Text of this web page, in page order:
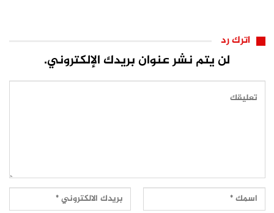
اترك رد
لن يتم نشر عنوان بريدك الإلكتروني.